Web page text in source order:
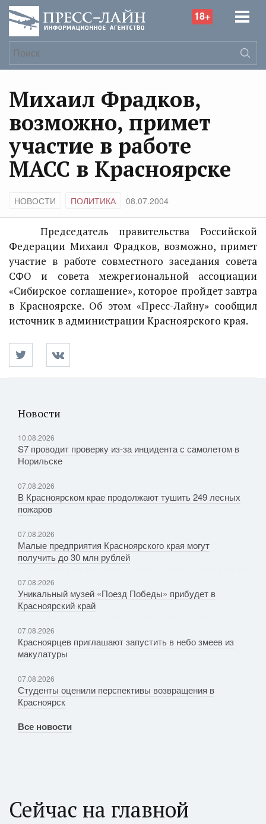
18+
Михаил Фрадков,
возможно, примет
участие в работе
МАСС в Красноярске
НОВОСТИ ПОЛИТИКА 08.07.2004
Председатель правительства Российской
Федерации Михаил Фрадков, возможно, примет
участие в работе совместного заседания совета
СФО и совета межрегиональной ассоциации
«Сибирское соглашение», которое пройдет завтра
в Красноярске. Об этом «Пресс-Лайну» сообщил
источник в администрации Красноярского края.
Новости
10.08.2026
S7 проводит проверку из-за инцидента с самолетом в
Норильске
07.08.2026
В Красноярском крае продолжают тушить 249 лесных
пожаров
07.08.2026
Малые предприятия Красноярского края могут
получить до 30 млн рублей
07.08.2026
Уникальный музей «Поезд Победы» прибудет в
Красноярский край
07.08.2026
Красноярцев приглашают запустить в небо змеев из
макулатуры
07.08.2026
Студенты оценили перспективы возвращения в
Красноярск
Все новости
Сейчас на главной